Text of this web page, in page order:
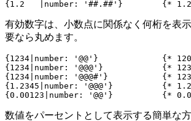
有効数字は、小数点に関係なく何桁を表
要なら丸めます。
{1234|number: '@@'}             {*
{1234|number: '@@@'}            {*
{1234|number: '@@@#'}           {*
{1.2345|number: '@@@'}          {*
数値をパーセントとして表示する簡単な